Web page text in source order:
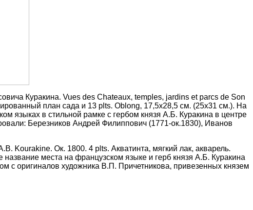
Куракина. Vues des Chateaux, temples, jardins et parcs de Son
план сада и 13 plts. Oblong, 17,5х28,5 см. (25х31 см.). На
языках в стильной рамке с гербом князя А.Б. Куракина в центре
Березников Андрей Филиппович (1771-ок.1830), Иванов
Kourakine. Ок. 1800. 4 plts. Акватинта, мягкий лак, акварель.
места на французском языке и герб князя А.Б. Куракина
оригиналов художника В.П. Причетникова, привезенных князем